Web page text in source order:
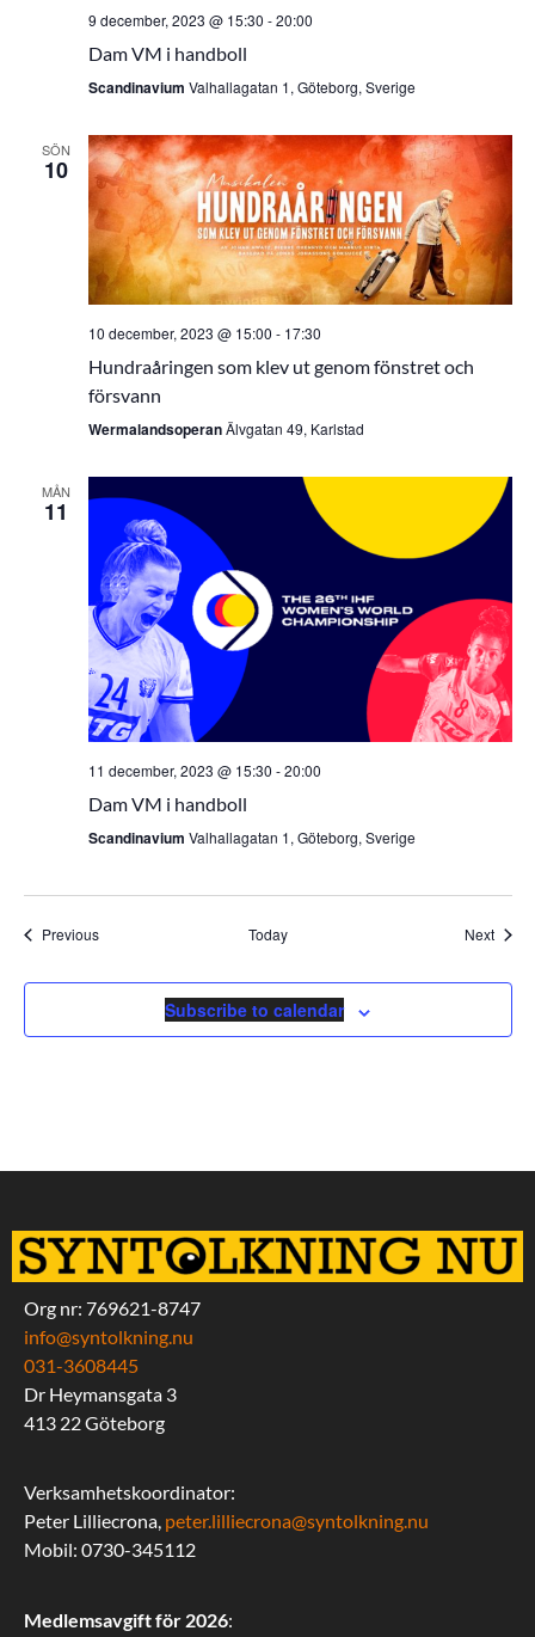
9 december, 2023 @ 15:30 -20:00
Dam VM i handboll
Scandinavium Valhallagatan 1, Göteborg, Sverige
SÖN
10
10 december, 2023 @ 15:00 - 17:30
Hundraåringen som klev ut genom fönstret och
försvann
WermalandsoperanÄlvgatan 49, Karlstad
MÅN
11
11 december, 2023 @ 15:30 -20:00
Dam VM i handboll
Scandinavium Valhallagatan 1, Göteborg, Sverige
PreviousEvents Today Next
Subscribe to calendar
Org nr: 769621-8747
info@syntolkning.nu
031-3608445
Dr Heymansgata 3
413 22 Göteborg
Verksamhetskoordinator:
Peter Lilliecrona, peter.lilliecrona@syntolkning.nu
Mobil: 0730-345112
Medlemsavgift för 2026: